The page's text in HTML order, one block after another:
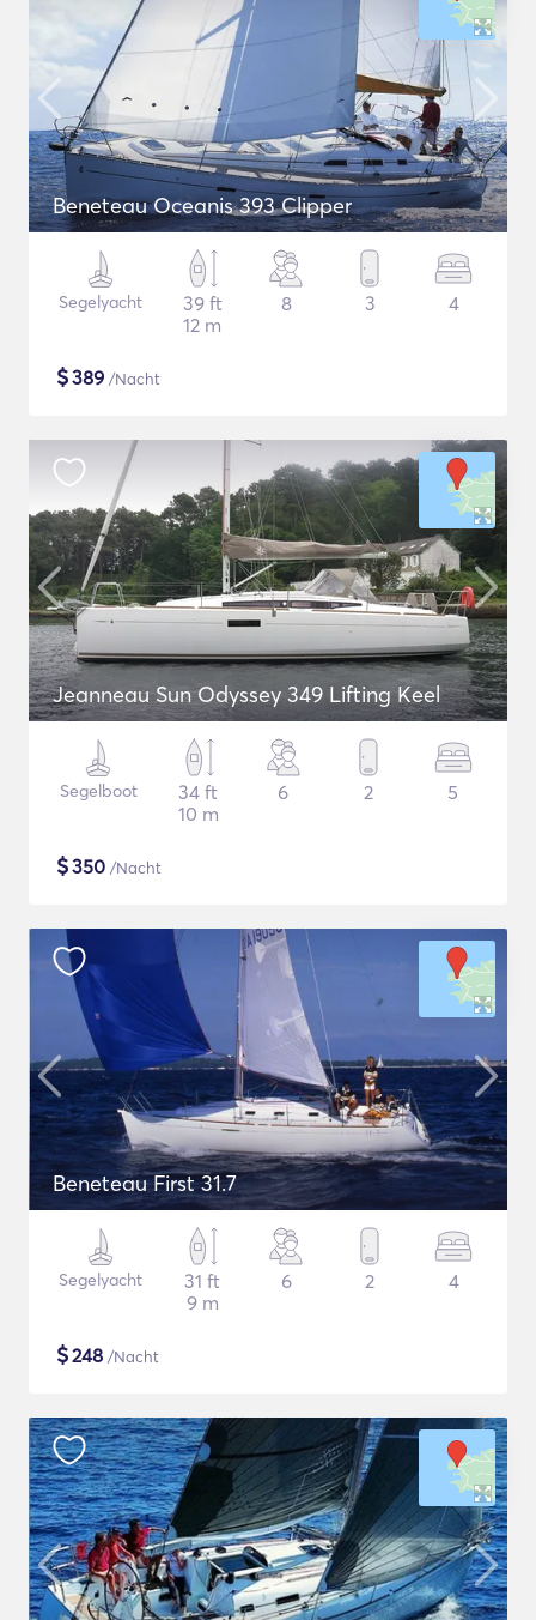
Beneteau Oceanis 393 Clipper
Segelyacht
39 ft
12 m
8 3 4
$389 /Nacht
Jeanneau Sun Odyssey 349 Lifting Keel
Segelboot
34 ft
10 m
6 2 5
$350 /Nacht
Beneteau First 31.7
Segelyacht
31 ft
9 m
6 2 4
$248 /Nacht